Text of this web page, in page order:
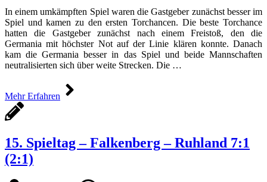
In einem umkämpften Spiel waren die Gastgeber zunächst besser im
Spiel und kamen zu den ersten Torchancen. Die beste Torchance
hatten die Gastgeber zunächst nach einem Freistoß, den die
Germania mit höchster Not auf der Linie klären konnte. Danach
kam die Germania besser in das Spiel und beide Mannschaften
neutralisierten sich über weite Strecken. Die …
Mehr Erfahren
15. Spieltag – Falkenberg – Ruhland 7:1
(2:1)